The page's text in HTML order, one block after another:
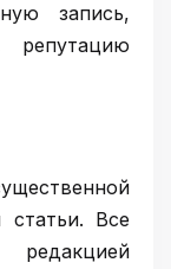
запись,
репутацию
Все
редакцией